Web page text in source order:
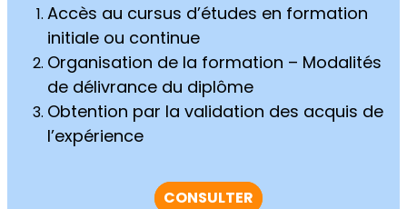
Accès au cursus d’études en formation
initiale ou continue
Organisation de la formation – Modalités
de délivrance du diplôme
Obtention par la validation des acquis de
l’expérience
CONSULTER